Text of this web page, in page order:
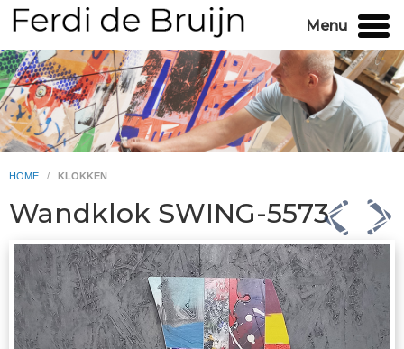
Menu
HOME / KLOKKEN
Wandklok SWING-5573